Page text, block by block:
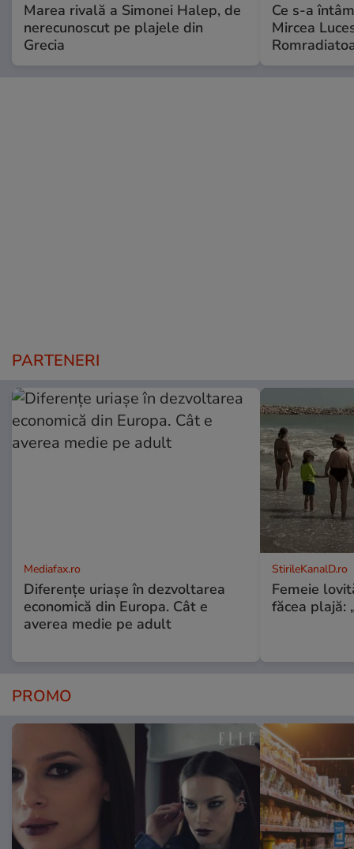
Marea rivală a Simonei Halep, de
nerecunoscut pe plajele din
Grecia
Ce s-a
Mircea
PARTENERI
Mediafax.ro
Diferențe uriașe în dezvoltarea
economică din Europa. Cât e
averea medie pe adult
StirileKanalD.ro
Femeie
făcea plajă:
PROMO